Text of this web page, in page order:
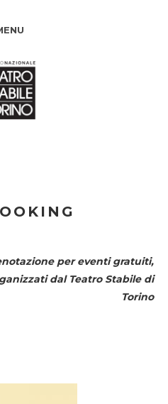
per eventi gratuiti,
dal Teatro Stabile di
Torino